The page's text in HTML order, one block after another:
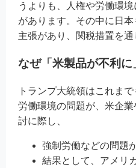
うよりも、人権や労働環
があります。その中に日本
主張があり、関税措置を
なぜ「米製品が不利
トランプ大統領はこれま
労働環境の問題が、米企
討に際し、
強制労働などの問題
結果として、アメリ